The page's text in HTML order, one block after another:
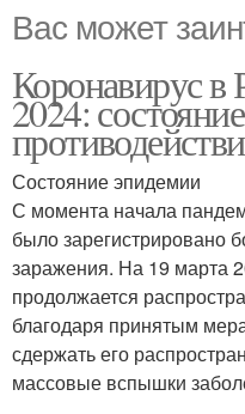
Вас может
Коронавирус в
2024:
Состояние эпидемии
С момента начала
было зарегистрировано
заражения. На 19 марта
продолжается
благодаря принятым
сдержать его
массовые вспышки